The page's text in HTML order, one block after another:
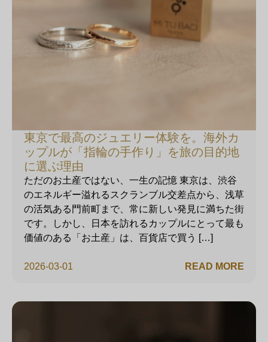
東京で最高のジュエリー体験を。海外カ
ップルが「指輪の手作り」を旅の目的地
に選ぶ理由
2026-03-01
ただのお土産ではない、一生の記憶 東京は、渋谷
のエネルギー溢れるスクランブル交差点から、浅草
の活気ある門前町まで、常に新しい発見に満ちた街
です。しかし、日本を訪れるカップルにとって最も
価値のある「お土産」は、百貨店で買う […]
READ MORE